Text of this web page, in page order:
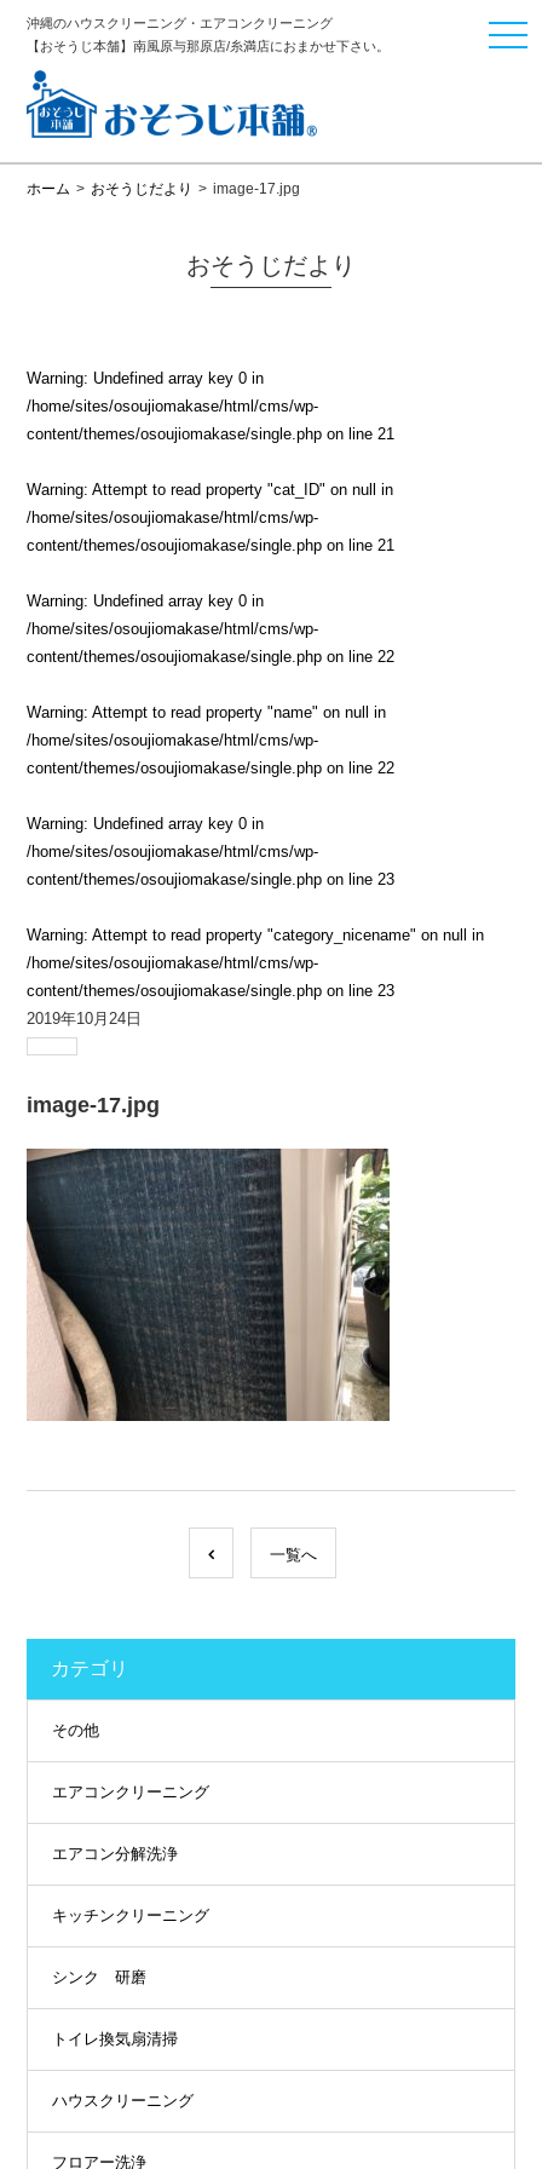
沖縄のハウスクリーニング・エアコンクリーニング
【おそうじ本舗】南風原与那原店/糸満店におまかせ下さい。
ホーム > おそうじだより > image-17.jpg
おそうじだより
Warning: Undefined array key 0 in
/home/sites/osoujiomakase/html/cms/wp-
content/themes/osoujiomakase/single.php on line 21
Warning: Attempt to read property "cat_ID" on null in
/home/sites/osoujiomakase/html/cms/wp-
content/themes/osoujiomakase/single.php on line 21
Warning: Undefined array key 0 in
/home/sites/osoujiomakase/html/cms/wp-
content/themes/osoujiomakase/single.php on line 22
Warning: Attempt to read property "name" on null in
/home/sites/osoujiomakase/html/cms/wp-
content/themes/osoujiomakase/single.php on line 22
Warning: Undefined array key 0 in
/home/sites/osoujiomakase/html/cms/wp-
content/themes/osoujiomakase/single.php on line 23
Warning: Attempt to read property "category_nicename" on null in
/home/sites/osoujiomakase/html/cms/wp-
content/themes/osoujiomakase/single.php on line 23
2019年10月24日
image-17.jpg
一覧へ
カテゴリ
その他
エアコンクリーニング
エアコン分解洗浄
キッチンクリーニング
シンク 研磨
トイレ換気扇清掃
ハウスクリーニング
フロアー洗浄